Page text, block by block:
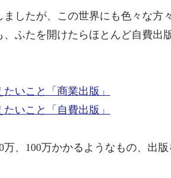
したが、この世界にも色々な方
ふたを開けたらほとんど自費出
いこと「商業出版」
いこと「自費出版」
、100万かかるようなもの、出